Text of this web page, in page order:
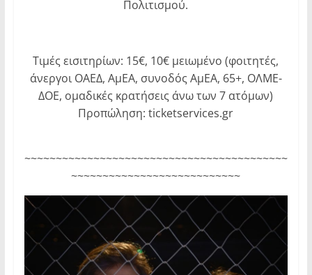
Πολιτισμού.
Τιμές εισιτηρίων: 15€, 10€ μειωμένο (φοιτητές,
άνεργοι ΟΑΕΔ, ΑμΕΑ, συνοδός ΑμΕΑ, 65+, ΟΛΜΕ-
ΔΟΕ, ομαδικές κρατήσεις άνω των 7 ατόμων)
Προπώληση: ticketservices.gr
~~~~~~~~~~~~~~~~~~~~~~~~~~~~~~~~~~~~~~~~~~
~~~~~~~~~~~~~~~~~~~~~~~~~~~